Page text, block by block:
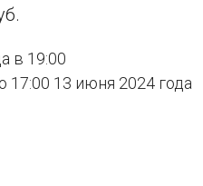
в 19:00
17:00 13 июня 2024 года